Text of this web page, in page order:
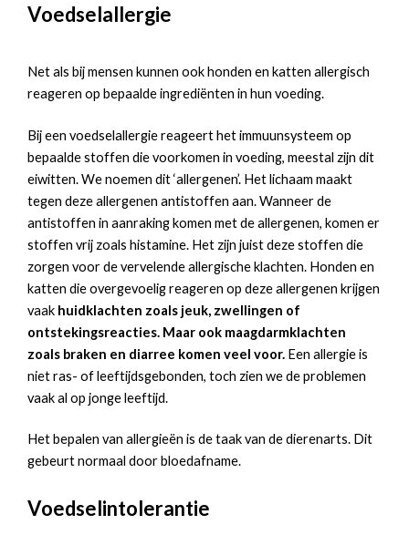
Voedselallergie
Net als bij mensen kunnen ook honden en katten allergisch
reageren op bepaalde ingrediënten in hun voeding.
Bij een voedselallergie reageert het immuunsysteem op
bepaalde stoffen die voorkomen in voeding, meestal zijn dit
eiwitten. We noemen dit ‘allergenen’. Het lichaam maakt
tegen deze allergenen antistoffen aan. Wanneer de
antistoffen in aanraking komen met de allergenen, komen er
stoffen vrij zoals histamine. Het zijn juist deze stoffen die
zorgen voor de vervelende allergische klachten. Honden en
katten die overgevoelig reageren op deze allergenen krijgen
vaak huidklachten zoals jeuk, zwellingen of
ontstekingsreacties. Maar ook maagdarmklachten
zoals braken en diarree komen veel voor. Een allergie is
niet ras- of leeftijdsgebonden, toch zien we de problemen
vaak al op jonge leeftijd.
Het bepalen van allergieën is de taak van de dierenarts. Dit
gebeurt normaal door bloedafname.
Voedselintolerantie